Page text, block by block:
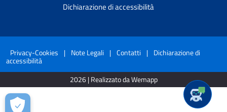
Dichiarazione di accessibilità
Privacy-Cookies | Note Legali | Contatti | Dichiarazione di
accessibilità
2026 | Realizzato da Wemapp